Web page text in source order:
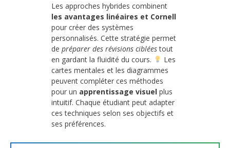
Les approches hybrides combinent
les avantages linéaires et Cornell
pour créer des systèmes
personnalisés. Cette stratégie permet
de préparer des révisions cibléestout
en gardant la fluidité du cours.
Les
cartes mentales et les diagrammes
peuvent compléter ces méthodes
pour un apprentissage visuel plus
intuitif. Chaque étudiant peut adapter
ces techniques selon ses objectifs et
ses préférences.